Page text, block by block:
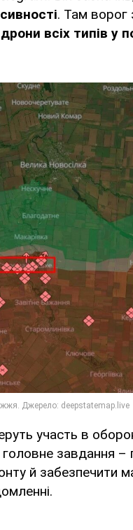
. Там ворог
всіх типів у
участь в
головне завдання
й забезпечити